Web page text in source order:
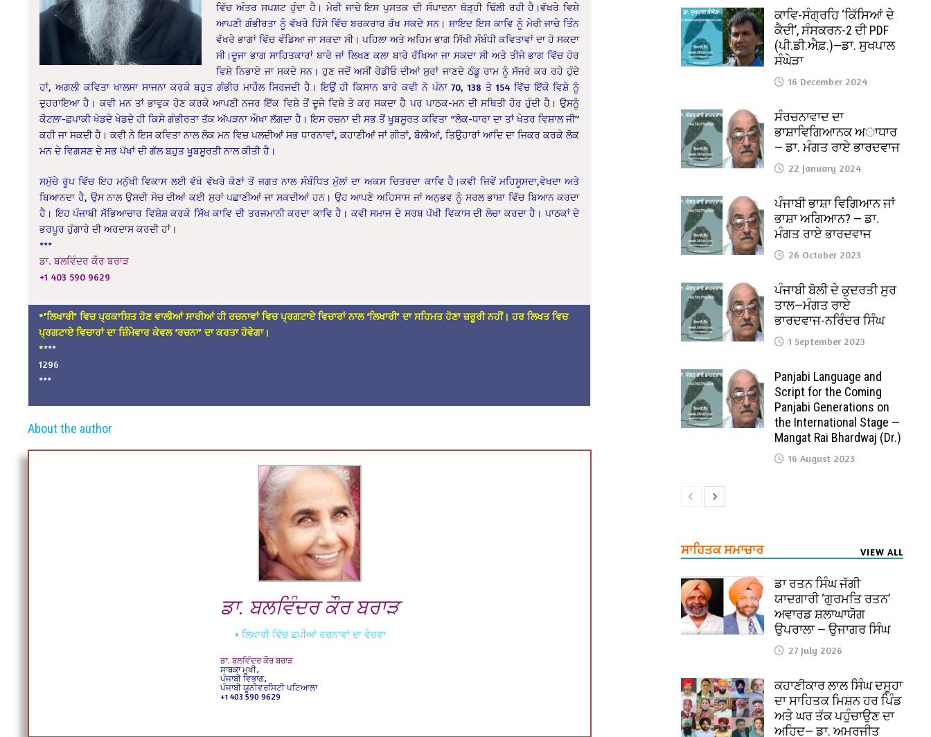
ਵਿੱਚ ਅੰਤਰ ਸਪਸ਼ਟ ਹੁੰਦਾ ਹੈ। ਮੇਰੀ ਜਾਚੇ ਇਸ ਪੁਸਤਕ ਦੀ ਸੰਪਾਦਨਾ ਥੋੜ੍ਹੀ ਢਿੱਲੀ ਰਹੀ ਹੈ।ਵੱਖਰੇ ਵਿਸ਼ੇ
ਆਪਣੀ ਗੰਭੀਰਤਾ ਨੂੰ ਵੱਖਰੇ ਹਿੱਸੇ ਵਿੱਚ ਬਰਕਰਾਰ ਰੱਖ ਸਕਦੇ ਸਨ। ਸ਼ਾਇਦ ਇਸ ਕਾਵਿ ਨੂੰ ਮੇਰੀ ਜਾਚੇ ਤਿੰਨ
ਵੱਖਰੇ ਭਾਗਾਂ ਵਿੱਚ ਵੰਡਿਆ ਜਾ ਸਕਦਾ ਸੀ। ਪਹਿਲਾ ਅਤੇ ਅਹਿਮ ਭਾਗ ਸਿੱਖੀ ਸੰਬੰਧੀ ਕਵਿਤਾਵਾਂ ਦਾ ਹੋ ਸਕਦਾ
ਸੀ।ਦੂਜਾ ਭਾਗ ਸਾਹਿਤਕਾਰਾਂ ਬਾਰੇ ਜਾਂ ਲਿਖਣ ਕਲਾ ਬਾਰੇ ਰੱਖਿਆ ਜਾ ਸਕਦਾ ਸੀ ਅਤੇ ਤੀਜੇ ਭਾਗ ਵਿੱਚ ਹੋਰ
ਵਿਸ਼ੇ ਨਿਭਾਏ ਜਾ ਸਕਦੇ ਸਨ। ਹੁਣ ਜਦੋਂ ਅਸੀਂ ਰੇਡੀਓ ਦੀਆਂ ਸੁਰਾਂ ਜਾਣਦੇ ਠੰਡੂ ਰਾਮ ਨੂੰ ਸੱਜਰੇ ਕਰ ਰਹੇ ਹੁੰਦੇ
ਹਾਂ, ਅਗਲੀ ਕਵਿਤਾ ਖਾਲਸਾ ਸਾਜਨਾ ਕਰਕੇ ਬਹੁਤ ਗੰਭੀਰ ਮਾਹੌਲ ਸਿਰਜਦੀ ਹੈ। ਇਉਂ ਹੀ ਕਿਸਾਨ ਬਾਰੇ ਕਵੀ ਨੇ ਪੰਨਾ 70, 138 ਤੇ 154 ਵਿੱਚ ਇੱਕੋ ਵਿਸ਼ੇ ਨੂੰ
ਦੁਹਰਾਇਆ ਹੈ। ਕਵੀ ਮਨ ਤਾਂ ਭਾਵੁਕ ਹੋਣ ਕਰਕੇ ਆਪਣੀ ਨਜਰ ਇੱਕ ਵਿਸ਼ੇ ਤੋਂ ਦੂਜੇ ਵਿਸ਼ੇ ਤੇ ਕਰ ਸਕਦਾ ਹੈ ਪਰ ਪਾਠਕ-ਮਨ ਦੀ ਸਥਿਤੀ ਹੋਰ ਹੁੰਦੀ ਹੈ। ਉਸਨੂੰ
ਕੋਟਲਾ-ਛਪਾਕੀ ਖੇਡਦੇ ਖੇਡਦੇ ਹੀ ਕਿਸੇ ਗੰਭੀਰਤਾ ਤੱਕ ਅੱਪੜਨਾ ਔਖਾ ਲੱਗਦਾ ਹੈ। ਇਸ ਰਚਨਾ ਦੀ ਸਭ ਤੋਂ ਖੂਬਸੂਰਤ ਕਵਿਤਾ “ਲੋਕ-ਧਾਰਾ ਦਾ ਤਾਂ ਖੇਤਰ ਵਿਸ਼ਾਲ ਜੀ”
ਕਹੀ ਜਾ ਸਕਦੀ ਹੈ। ਕਵੀ ਨੇ ਇਸ ਕਵਿਤਾ ਨਾਲ ਲੋਕ ਮਨ ਵਿਚ ਪਲਦੀਆਂ ਸਭ ਧਾਰਨਾਵਾਂ, ਕਹਾਣੀਆਂ ਜਾਂਗੀਤਾਂ, ਬੋਲੀਆਂ, ਤਿਉਹਾਰਾਂ ਆਦਿ ਦਾ ਜਿਕਰ ਕਰਕੇ ਲੋਕ
ਮਨ ਦੇ ਵਿਗਸਣ ਦੇ ਸਭ ਪੱਖਾਂ ਦੀ ਗੱਲ ਬਹੁਤ ਖੂਬਸੂਰਤੀ ਨਾਲ ਕੀਤੀ ਹੈ।
ਸਮੁੱਚੇ ਰੂਪ ਵਿੱਚ ਇਹ ਮਨੁੱਖੀ ਵਿਕਾਸ ਲਈ ਵੱਖੋ ਵੱਖਰੇ ਕੋਣਾਂ ਤੋਂ ਜਗਤ ਨਾਲ ਸੰਬੰਧਿਤ ਮੁੱਲਾਂ ਦਾ ਅਕਸ ਚਿਤਰਦਾ ਕਾਵਿ ਹੈ।ਕਵੀ ਜਿਵੇਂ ਮਹਿਸੂਸਦਾ,ਵੇਖਦਾ ਅਤੇ
ਬਿਆਨਦਾ ਹੈ, ਉਸ ਨਾਲ ਉਸਦੀ ਸੋਚ ਦੀਆਂ ਕਈ ਸੁਰਾਂ ਪਛਾਣੀਆਂ ਜਾ ਸਕਦੀਆਂ ਹਨ। ਉਹ ਆਪਣੇ ਅਹਿਸਾਸ ਜਾਂ ਅਨੁਭਵ ਨੂੰ ਸਰਲ ਭਾਸ਼ਾ ਵਿੱਚ ਬਿਆਨ ਕਰਦਾ
ਹੈ। ਇਹ ਪੰਜਾਬੀ ਸੱਭਿਆਚਾਰ ਵਿਸ਼ੇਸ਼ ਕਰਕੇ ਸਿੱਖ ਕਾਵਿ ਦੀ ਤਰਜਮਾਨੀ ਕਰਦਾ ਕਾਵਿ ਹੈ। ਕਵੀ ਸਮਾਜ ਦੇ ਸਰਬ ਪੱਖੀ ਵਿਕਾਸ ਦੀ ਲੋਚਾ ਕਰਦਾ ਹੈ। ਪਾਠਕਾਂ ਦੇ
ਭਰਪੂਰ ਹੁੰਗਾਰੇ ਦੀ ਅਰਦਾਸ ਕਰਦੀ ਹਾਂ।
***
ਡਾ. ਬਲਵਿੰਦਰ ਕੌਰ ਬਰਾੜ
+1 403 590 9629
*’ਲਿਖਾਰੀ’ ਵਿਚ ਪ੍ਰਕਾਸ਼ਿਤ ਹੋਣ ਵਾਲੀਆਂ ਸਾਰੀਆਂ ਹੀ ਰਚਨਾਵਾਂ ਵਿਚ ਪ੍ਰਗਟਾਏ ਵਿਚਾਰਾਂ ਨਾਲ ‘ਲਿਖਾਰੀ’ ਦਾ ਸਹਿਮਤ ਹੋਣਾ ਜ਼ਰੂਰੀ ਨਹੀਂ। ਹਰ ਲਿਖਤ ਵਿਚ
ਪ੍ਰਗਟਾਏ ਵਿਚਾਰਾਂ ਦਾ ਜ਼ਿੰਮੇਵਾਰ ਕੇਵਲ ‘ਰਚਨਾ’ ਦਾ ਕਰਤਾ ਹੋਵੇਗਾ।
****
1296
***
About the author
ਡਾ. ਬਲਵਿੰਦਰ ਕੌਰ ਬਰਾੜ
+ ਲਿਖਾਰੀ ਵਿੱਚ ਛਪੀਆਂ ਰਚਨਾਵਾਂ ਦਾ ਵੇਰਵਾ
ਡਾ. ਬਲਵਿੰਦਰ ਕੌਰ ਬਰਾੜ
ਸਾਬਕਾ ਮੁਖੀ,
ਪੰਜਾਬੀ ਵਿਭਾਗ,
ਪੰਜਾਬੀ ਯੂਨੀਵਰਸਿਟੀ ਪਟਿਆਲਾ
+1 403 590 9629
ਕਾਵਿ-ਸੰਗ੍ਰਹਿ ‘ਕਿੱਸਿਆਂ ਦੇ
ਕੈਦੀ’, ਸੰਸਕਰਨ-2 ਦੀ PDF
(ਪੀ.ਡੀ.ਐਫ਼.)—ਡਾ. ਸੁਖਪਾਲ
ਸੰਘੇੜਾ
16 December 2024
ਸੰਰਚਨਾਵਾਦ ਦਾ
ਭਾਸ਼ਾਵਿਗਿਆਨਕ ਅਾਧਾਰ
— ਡਾ. ਮੰਗਤ ਰਾਏ ਭਾਰਦਵਾਜ
22 January 2024
ਪੰਜਾਬੀ ਭਾਸ਼ਾ ਵਿਗਿਆਨ ਜਾਂ
ਭਾਸ਼ਾ ਅਗਿਆਨ? — ਡਾ.
ਮੰਗਤ ਰਾਏ ਭਾਰਦਵਾਜ
26 October 2023
ਪੰਜਾਬੀ ਬੋਲੀ ਦੇ ਕੁਦਰਤੀ ਸੁਰ
ਤਾਲ—ਮੰਗਤ ਰਾਏ
ਭਾਰਦਵਾਜ-ਨਰਿੰਦਰ ਸਿੰਘ
1 September 2023
Panjabi Language and
Script for the Coming
Panjabi Generations on
the International Stage —
Mangat Rai Bhardwaj (Dr.)
16 August 2023
ਸਾਹਿਤਕ ਸਮਾਚਾਰ VIEW ALL
ਡਾ ਰਤਨ ਸਿੰਘ ਜੱਗੀ
ਯਾਦਗਾਰੀ ‘ਗੁਰਮਤਿ ਰਤਨ’
ਅਵਾਰਡ ਸ਼ਲਾਘਾਯੋਗ
ਉਪਰਾਲਾ — ਉਜਾਗਰ ਸਿੰਘ
27 July 2026
ਕਹਾਣੀਕਾਰ ਲਾਲ ਸਿੰਘ ਦਸੂਹਾ
ਦਾ ਸਾਹਿਤਕ ਮਿਸ਼ਨ ਹਰ ਪਿੰਡ
ਅਤੇ ਘਰ ਤੱਕ ਪਹੁੰਚਾਉਣ ਦਾ
ਅਹਿਦ— ਡਾ. ਅਮਰਜੀਤ